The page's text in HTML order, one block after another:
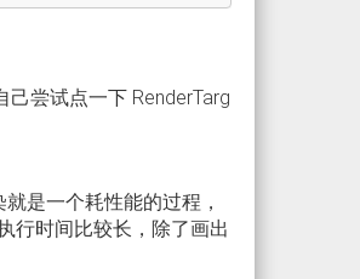
尝试点一下 RenderTarg
是一个耗性能的过程，
行时间比较长，除了画出